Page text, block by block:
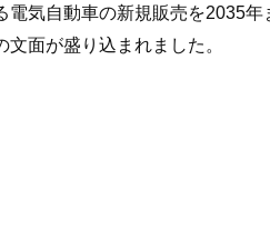
電気自動車の新規販売を2035年
面が盛り込まれました。